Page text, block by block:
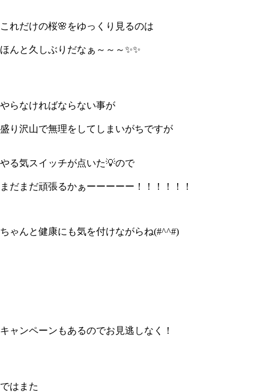
これだけの桜🌸をゆっくり見るのは
ほんと久しぶりだなぁ～～～✨✨
やらなければならない事が
盛り沢山で無理をしてしまいがちですが
やる気スイッチが点いた💡ので
まだまだ頑張るかぁーーーーー！！！！！！
ちゃんと健康にも気を付けながらね(#^^#)
キャンペーンもあるのでお見逃しなく！
ではまた